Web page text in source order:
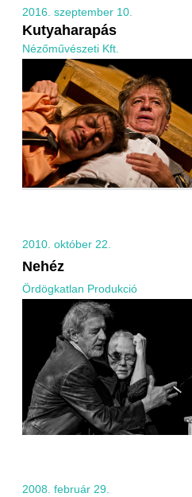
2016. szeptember 10.
Kutyaharapás
Nézőművészeti Kft.
2010. október 22.
Nehéz
Ördögkatlan Produkció
2008. február 29.